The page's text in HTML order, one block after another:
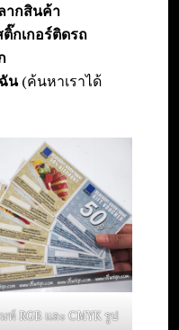
ากสินค้า
กเกอร์ติดรถ
น(ค้นหาเราได้
พ์ RGB และ CMYK รูป